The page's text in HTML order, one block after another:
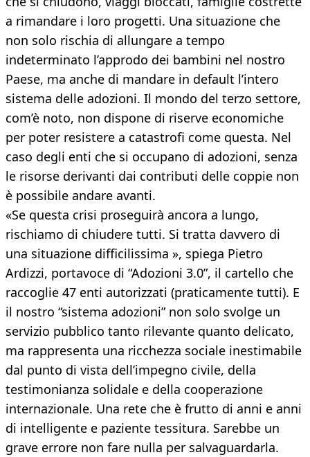
a rimandare i loro progetti. Una situazione che
non solo rischia di allungare a tempo
indeterminato l’approdo dei bambini nel nostro
Paese, ma anche di mandare in default l’intero
sistema delle adozioni. Il mondo del terzo settore,
com’è noto, non dispone di riserve economiche
per poter resistere a catastrofi come questa. Nel
caso degli enti che si occupano di adozioni, senza
le risorse derivanti dai contributi delle coppie non
è possibile andare avanti.
«Se questa crisi proseguirà ancora a lungo,
rischiamo di chiudere tutti. Si tratta davvero di
una situazione difficilissima », spiega Pietro
Ardizzi, portavoce di “Adozioni 3.0”, il cartello che
raccoglie 47 enti autorizzati (praticamente tutti). E
il nostro “sistema adozioni” non solo svolge un
servizio pubblico tanto rilevante quanto delicato,
ma rappresenta una ricchezza sociale inestimabile
dal punto di vista dell’impegno civile, della
testimonianza solidale e della cooperazione
internazionale. Una rete che è frutto di anni e anni
di intelligente e paziente tessitura. Sarebbe un
grave errore non fare nulla per salvaguardarla.